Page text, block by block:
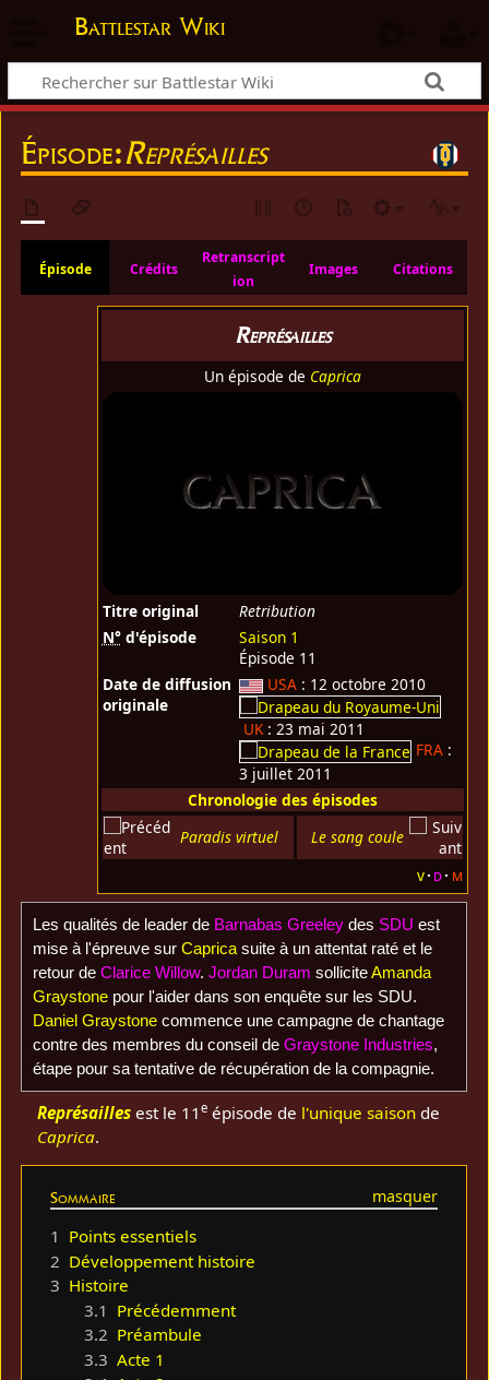
Battlestar Wiki
Épisode:Représailles
Épisode Crédits
Retranscript
ion
Images Citations
Représailles
Un épisode de Caprica
Titre original
Retribution
N°d'épisode
Saison 1
Épisode 11
Date de diffusion
originale
USA: 12 octobre 2010
UK: 23 mai 2011
FRA:
3 juillet 2011
Chronologie des épisodes
Paradis virtuel
Le sang coule
v d m
Les qualités de leader de Barnabas Greeleydes SDU est
mise à l'épreuve sur Capricasuite à un attentat raté et le
retour de Clarice Willow. Jordan Duram solliciteAmanda
Graystonepour l'aider dans son enquête sur les SDU.
Daniel Graystonecommence une campagne de chantage
contre des membres du conseil de Graystone Industries,
étape pour sa tentative de récupération de la compagnie.
Représailles est le 11e épisode de l'unique saison de
Caprica.
Sommaire
1 Points essentiels
2 Développement histoire
3 Histoire
3.1 Précédemment
3.2 Préambule
3.3 Acte 1